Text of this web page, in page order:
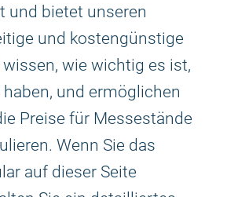
und bietet unseren
und kostengünstige
wie wichtig es ist,
und ermöglichen
Preise für Messestände
Wenn Sie das
auf dieser Seite